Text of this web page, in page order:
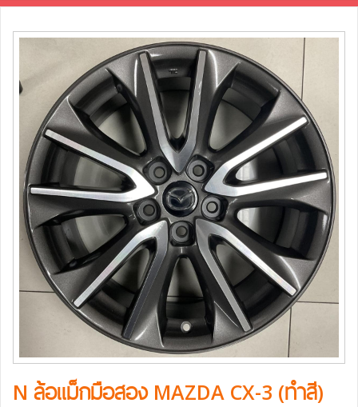
N ล้อแม็กมือสอง MAZDA CX-3 (ทำสี)